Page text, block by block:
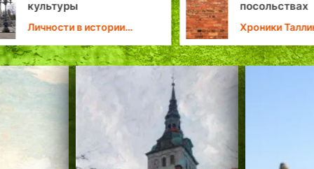
культуры
Личности в истории
Таллина
посольствах
Хроники